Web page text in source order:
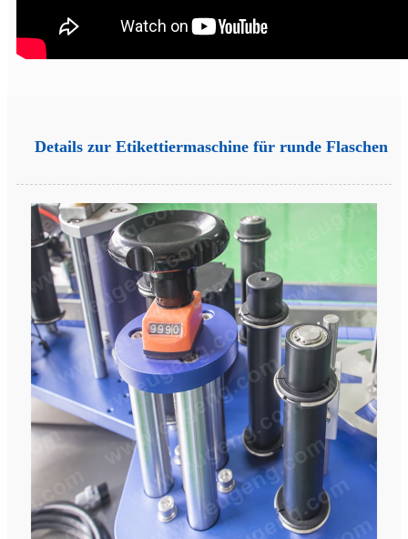
Details zur Etikettiermaschine für runde Flaschen